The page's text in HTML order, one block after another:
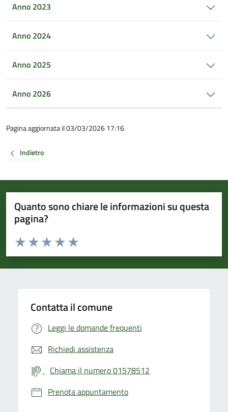
Anno 2023
Anno 2024
Anno 2025
Anno 2026
Pagina aggiornata il 03/03/2026 17:16
Indietro
Quanto sono chiare le informazioni su questa
pagina?
Valuta da 1 a 5 stelle la pagina
Valuta 5 stelle su 5
Valuta 4 stelle su 5
Valuta 3 stelle su 5
Valuta 2 stelle su 5
Valuta 1 stelle su 5
Contatta il comune
Leggi le domande frequenti
Richiedi assistenza
Chiama il numero 01578512
Prenota appuntamento